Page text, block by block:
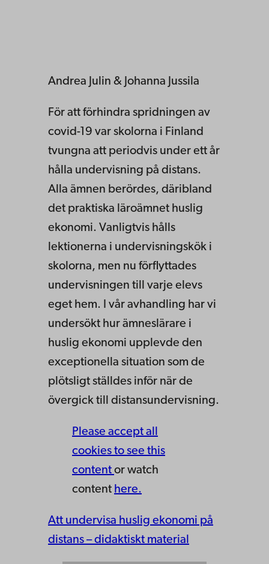
Andrea Julin & Johanna Jussila
För att förhindra spridningen av
covid-19 var skolorna i Finland
tvungna att periodvis under ett år
hålla undervisning på distans.
Alla ämnen berördes, däribland
det praktiska läroämnet huslig
ekonomi. Vanligtvis hålls
lektionerna i undervisningskök i
skolorna, men nu förflyttades
undervisningen till varje elevs
eget hem. I vår avhandling har vi
undersökt hur ämneslärare i
huslig ekonomi upplevde den
exceptionella situation som de
plötsligt ställdes inför när de
övergick till distansundervisning.
Please accept all
cookies to see this
content or watch
content here.
Att undervisa huslig ekonomi på
distans – didaktiskt material